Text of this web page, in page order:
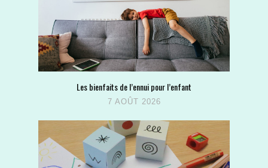
Les bienfaits de l’ennui pour l’enfant
7 AOÛT 2026